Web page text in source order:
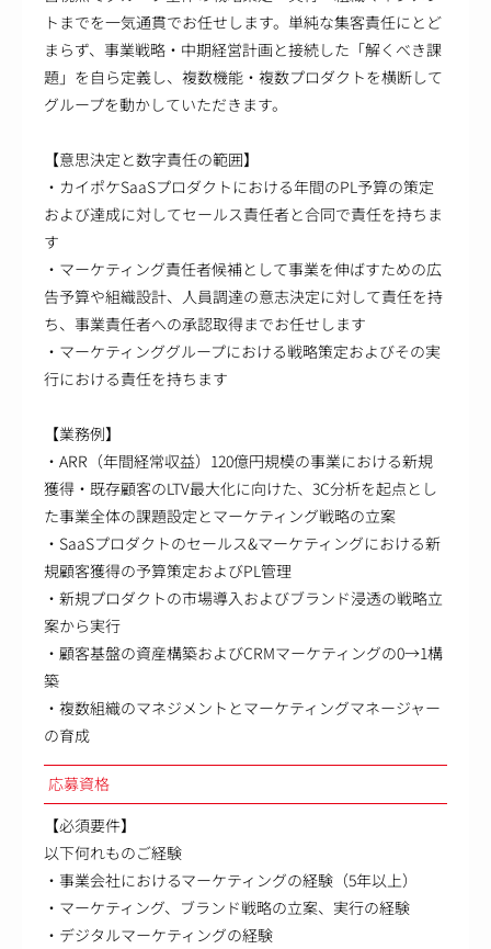
トまでを一気通貫でお任せします。単純な集客責任にとど
まらず、事業戦略・中期経営計画と接続した「解くべき課
題」を自ら定義し、複数機能・複数プロダクトを横断して
グループを動かしていただきます。
【意思決定と数字責任の範囲】
・カイポケSaaSプロダクトにおける年間のPL予算の策定
および達成に対してセールス責任者と合同で責任を持ちま
す
・マーケティング責任者候補として事業を伸ばすための広
告予算や組織設計、人員調達の意志決定に対して責任を持
ち、事業責任者への承認取得までお任せします
・マーケティンググループにおける戦略策定およびその実
行における責任を持ちます
【業務例】
・ARR（年間経常収益）120億円規模の事業における新規
獲得・既存顧客のLTV最大化に向けた、3C分析を起点とし
た事業全体の課題設定とマーケティング戦略の立案
・SaaSプロダクトのセールス&マーケティングにおける新
規顧客獲得の予算策定およびPL管理
・新規プロダクトの市場導入およびブランド浸透の戦略立
案から実行
・顧客基盤の資産構築およびCRMマーケティングの0→1構
築
・複数組織のマネジメントとマーケティングマネージャー
の育成
応募資格
【必須要件】
以下何れものご経験
・事業会社におけるマーケティングの経験（5年以上）
・マーケティング、ブランド戦略の立案、実行の経験
・デジタルマーケティングの経験